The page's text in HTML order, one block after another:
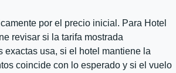
por el precio inicial. Para Hotel
revisar si la tarifa mostrada
exactas usa, si el hotel mantiene la
coincide con lo esperado y si el vuelo